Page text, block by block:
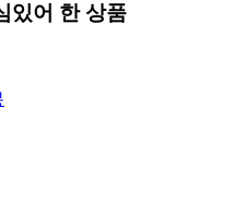
있어 한 상품